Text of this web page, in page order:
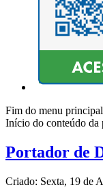
Fim do menu principal
Início do conteúdo da
Portador de
Criado: Sexta, 19 de